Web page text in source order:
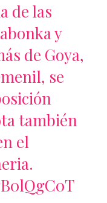
de las
y
de Goya,
, se
también
el
.